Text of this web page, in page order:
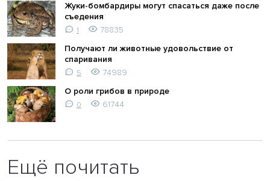
Жуки-бомбардиры могут спасаться даже после
съедения
1
78835
Получают ли животные удовольствие от
спаривания
5
74989
О роли грибов в природе
0 61744
Ещё почитать